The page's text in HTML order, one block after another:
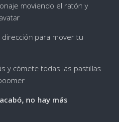
moviendo el ratón y
dirección para mover tu
y cómete todas las pastillas
no hay más